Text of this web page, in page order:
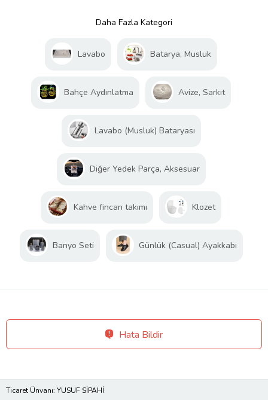
Daha Fazla Kategori
Lavabo Batarya, Musluk
Bahçe Aydınlatma Avize, Sarkıt
Lavabo (Musluk) Bataryası
Diğer Yedek Parça, Aksesuar
Kahve fincan takımı Klozet
Banyo Seti Günlük (Casual) Ayakkabı
Hata Bildir
Ticaret Ünvanı: YUSUF SİPAHİ